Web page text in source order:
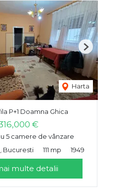
Harta
Next
P+1 Doamna Ghica
€
5 camere de vânzare
Bucuresti
111 mp 1949
multe detalii